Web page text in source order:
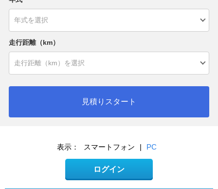
走行距離（km）
見積りスタート
表示： スマートフォン | PC
ログイン